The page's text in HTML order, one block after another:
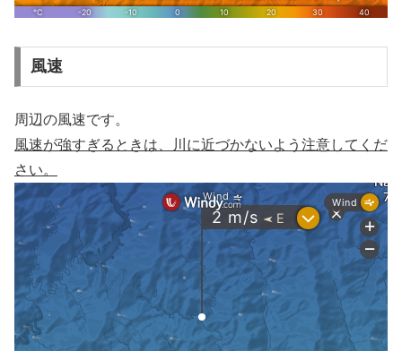
風速
周辺の風速です。
風速が強すぎるときは、川に近づかないよう注意してくだ
さい。